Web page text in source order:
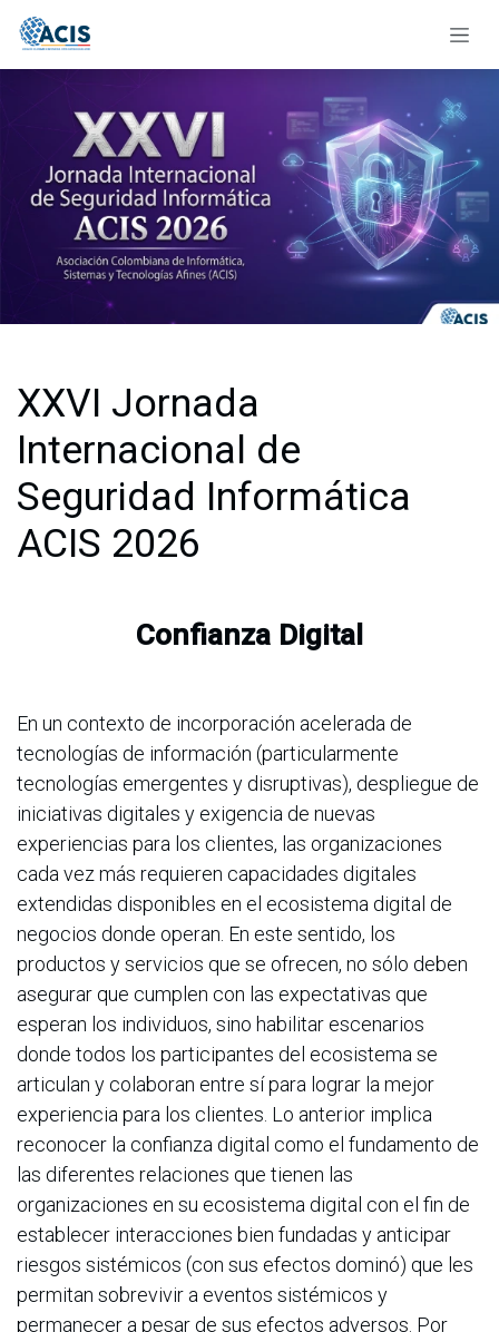
XXVI Jornada
Internacional de
Seguridad Informática
ACIS 2026
Confianza Digital
En un contexto de incorporación acelerada de
tecnologías de información (particularmente
tecnologías emergentes y disruptivas), despliegue de
iniciativas digitales y exigencia de nuevas
experiencias para los clientes, las organizaciones
cada vez más requieren capacidades digitales
extendidas disponibles en el ecosistema digital de
negocios donde operan. En este sentido, los
productos y servicios que se ofrecen, no sólo deben
asegurar que cumplen con las expectativas que
esperan los individuos, sino habilitar escenarios
donde todos los participantes del ecosistema se
articulan y colaboran entre sí para lograr la mejor
experiencia para los clientes. Lo anterior implica
reconocer la confianza digital como el fundamento de
las diferentes relaciones que tienen las
organizaciones en su ecosistema digital con el fin de
establecer interacciones bien fundadas y anticipar
riesgos sistémicos (con sus efectos dominó) que les
permitan sobrevivir a eventos sistémicos y
permanecer a pesar de sus efectos adversos. Por